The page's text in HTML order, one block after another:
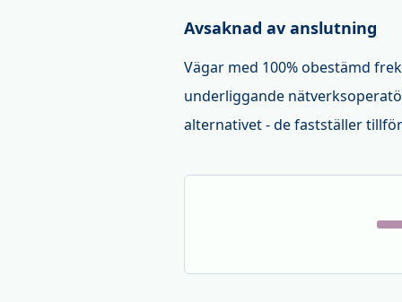
Avsaknad av anslutning
Vägar med 100% obestämd
underliggande
alternativet - de fastställer